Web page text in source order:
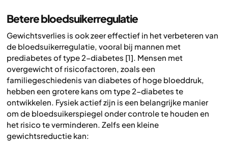
Betere bloedsuikerregulatie
Gewichtsverlies is ook zeer effectief in het verbeteren van
de bloedsuikerregulatie, vooral bij mannen met
prediabetes of type 2-diabetes [1]. Mensen met
overgewicht of risicofactoren, zoals een
familiegeschiedenis van diabetes of hoge bloeddruk,
hebben een grotere kans om type 2-diabetes te
ontwikkelen. Fysiek actief zijn is een belangrijke manier
om de bloedsuikerspiegel onder controle te houden en
het risico te verminderen. Zelfs een kleine
gewichtsreductie kan: